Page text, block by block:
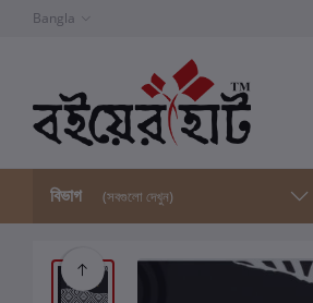
Bangla
বিভাগ (সবগুলো দেখুন)